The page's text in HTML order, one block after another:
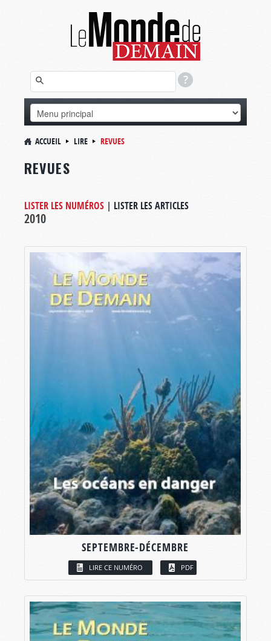
ACCUEIL LIRE REVUES
REVUES
LISTER LES NUMÉROS | LISTER LES ARTICLES
2010
SEPTEMBRE-DÉCEMBRE
LIRE CE NUMÉRO PDF